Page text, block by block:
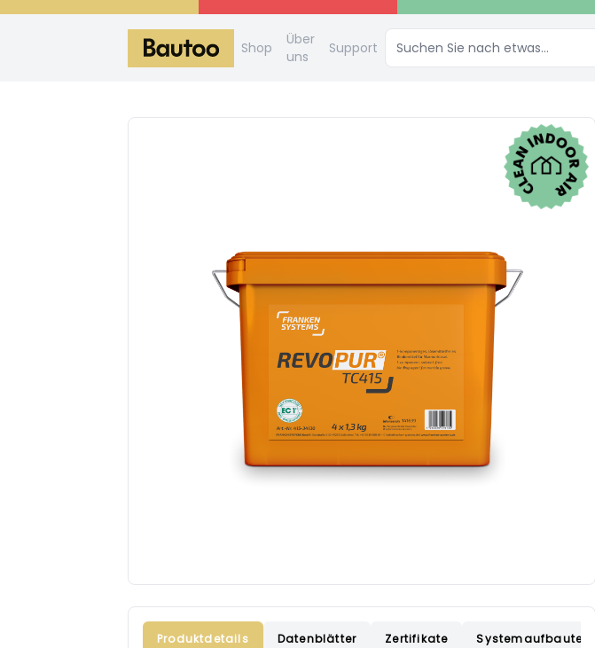
Shop
Über
uns
Support
Produktdetails Datenblätter Zertifikate Systemaufbauten